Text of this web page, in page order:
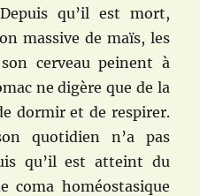
qu’il est mort,
massive de maïs, les
cerveau peinent à
ne digère que de la
dormir et de respirer.
quotidien n’a pas
qu’il est atteint du
coma homéostasique